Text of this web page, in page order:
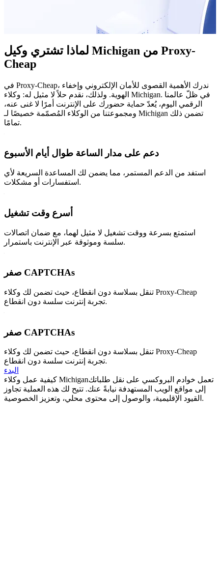
لماذا تشتري وكيل Michigan من Proxy-
Cheap
في Proxy-Cheap، ندرك الأهمية القصوى للأمان الإلكتروني وإخفاء
الهوية. ولذلك، نقدم حلاً لا مثيل له: وكلاء Michigan. في ظلّ عالمنا
الرقمي اليوم، يُعدّ حماية حضورك على الإنترنت أمرًا لا غنى عنه،
ومجموعتنا من الوكلاء المُصمّمة خصيصًا لـ Michigan تضمن ذلك
تمامًا.
دعم على مدار الساعة طوال أيام الأسبوع
استفد من الدعم المستمر، مما يضمن لك المساعدة السريعة لأي
استفسارات أو مشكلات.
أسرع وقت تشغيل
استمتع بسرعة ووقت تشغيل لا مثيل لهما، مع ضمان اتصالات
سلسة وموثوقة عبر الإنترنت باستمرار.
صفر CAPTCHAs
تنقل بسلاسة دون انقطاع، حيث تضمن لك وكلاء Proxy-Cheap
تجربة إنترنت سلسة دون انقطاع.
صفر CAPTCHAs
تنقل بسلاسة دون انقطاع، حيث تضمن لك وكلاء Proxy-Cheap
تجربة إنترنت سلسة دون انقطاع.
البدء
كيفية عمل وكلاء Michiganتعمل خوادم البروكسي على نقل طلباتك
إلى مواقع الويب المستهدفة نيابةً عنك. تتيح لك هذه العملية تجاوز
القيود الإقليمية، والوصول إلى محتوى محلي، وتعزيز الخصوصية.